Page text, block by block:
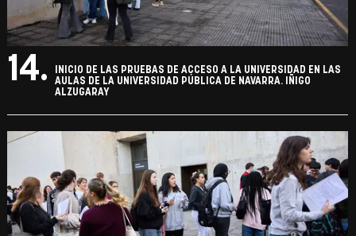
14.
INICIO DE LAS PRUEBAS DE ACCESO A LA UNIVERSIDAD EN LAS
AULAS DE LA UNIVERSIDAD PÚBLICA DE NAVARRA. IÑIGO
ALZUGARAY